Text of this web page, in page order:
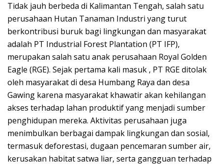
Tidak jauh berbeda di Kalimantan Tengah, salah satu
perusahaan Hutan Tanaman Industri yang turut
berkontribusi buruk bagi lingkungan dan masyarakat
adalah PT Industrial Forest Plantation (PT IFP),
merupakan salah satu anak perusahaan Royal Golden
Eagle (RGE). Sejak pertama kali masuk , PT RGE ditolak
oleh masyarakat di desa Humbang Raya dan desa
Gawing karena masyarakat khawatir akan kehilangan
akses terhadap lahan produktif yang menjadi sumber
penghidupan mereka. Aktivitas perusahaan juga
menimbulkan berbagai dampak lingkungan dan sosial,
termasuk deforestasi, dugaan pencemaran sumber air,
kerusakan habitat satwa liar, serta gangguan terhadap